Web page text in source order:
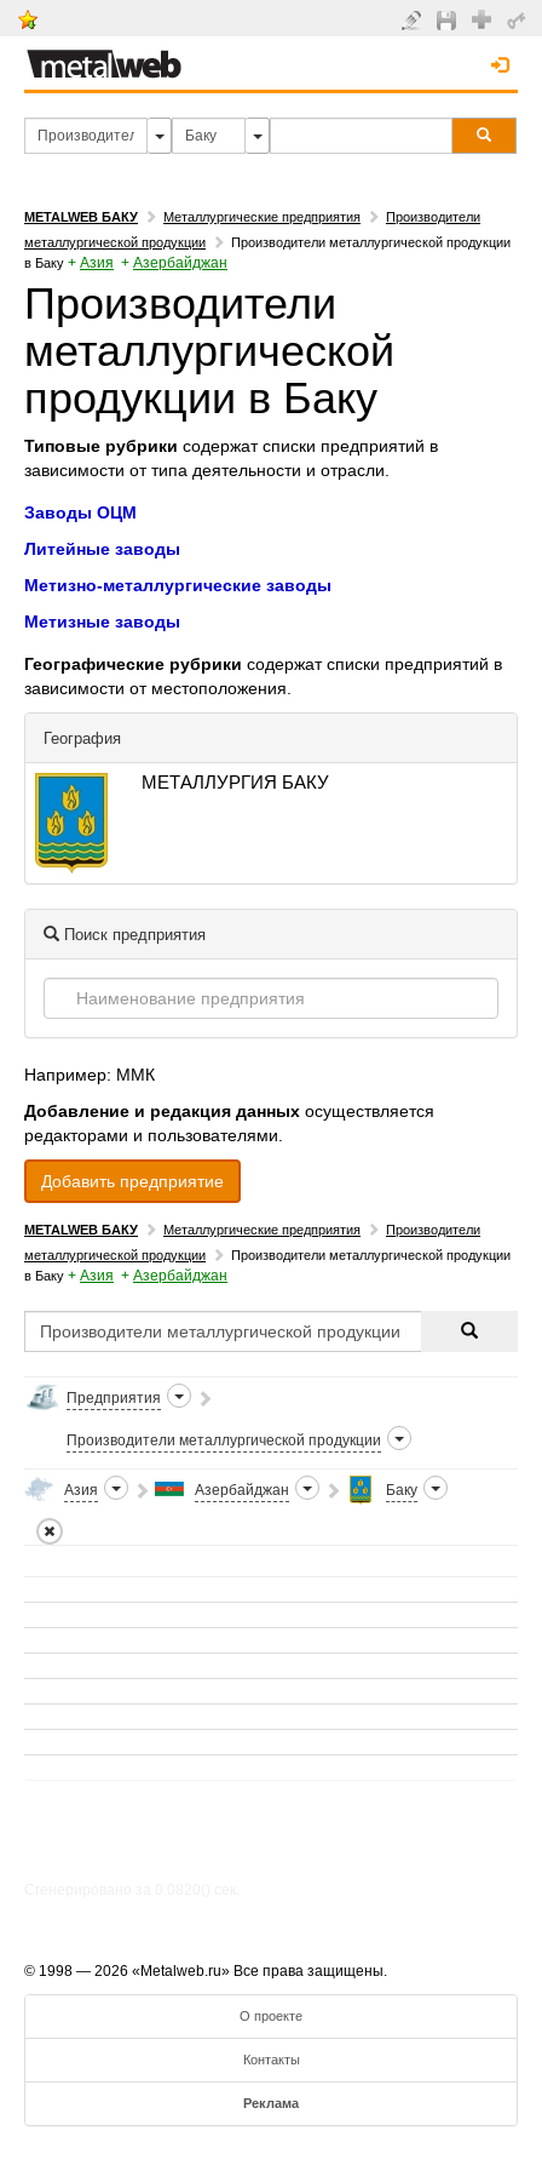
METALWEB БАКУ Металлургические предприятия
Производители
металлургической продукции
Производители металлургической продукции
в Баку + Азия + Азербайджан
Производители
металлургической
продукции в Баку
Типовые рубрики содержат списки предприятий в
зависимости от типа деятельности и отрасли.
Заводы ОЦМ
Литейные заводы
Метизно-металлургические заводы
Метизные заводы
Географические рубрики содержат списки предприятий в
зависимости от местоположения.
География
МЕТАЛЛУРГИЯ БАКУ
Поиск предприятия
Например: ММК
Добавление и редакция данных осуществляется
редакторами и пользователями.
Добавить предприятие
METALWEB БАКУ Металлургические предприятия
Производители
металлургической продукции
Производители металлургической продукции
в Баку + Азия + Азербайджан
Предприятия
Производители металлургической продукции
Азия Азербайджан Баку
© 1998 — 2026 «Metalweb.ru» Все права защищены.
О проекте
Контакты
Реклама